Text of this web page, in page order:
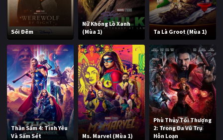
Sói Đêm
Nữ Khổng Lồ Xanh
(Mùa 1)
Ta Là Groot (Mùa 1)
Thần Sấm 4: Tình Yêu
Và Sấm Sét
Ms. Marvel (Mùa 1)
Phù Thủy Tối Thượng
2: Trong Đa Vũ Trụ
Hỗn Loạn